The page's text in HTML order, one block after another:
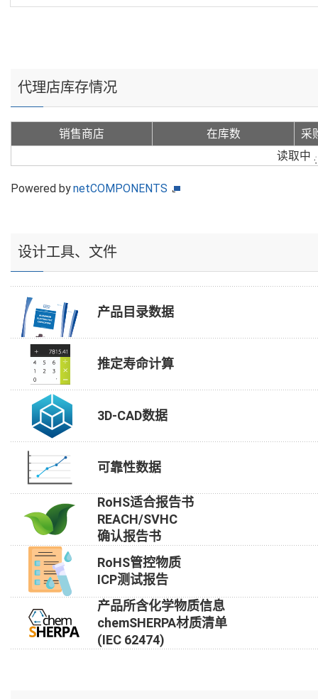
代理店库存情况
销售商店 在库数
采
读取中
Powered bynetCOMPONENTS
设计工具、文件
产品目录数据
推定寿命计算
3D-CAD数据
可靠性数据
RoHS适合报告书
REACH/SVHC
确认报告书
RoHS管控物质
ICP测试报告
产品所含化学物质信息
chemSHERPA材质清单
(IEC 62474)